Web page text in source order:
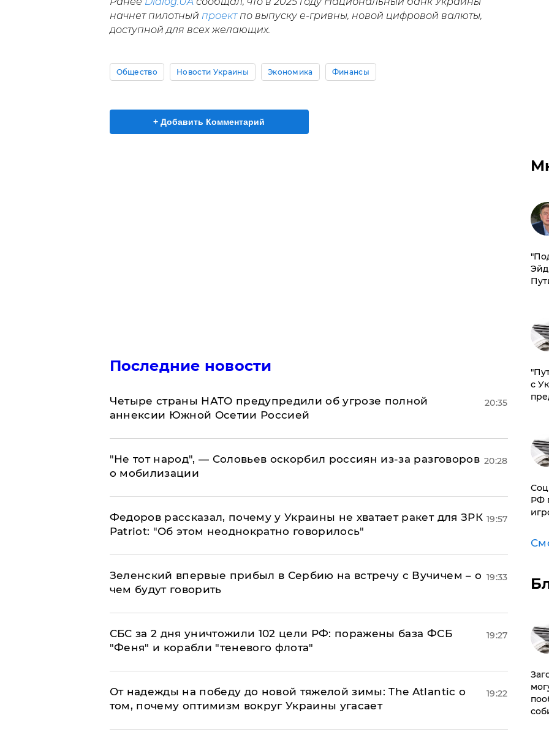
начнет пилотный проект по выпуску е-гривны, новой цифровой валюты,
доступной для всех желающих.
Общество Новости Украины Экономика Финансы
+ Добавить Комментарий
Последние новости
Четыре страны НАТО предупредили об угрозе полной
аннексии Южной Осетии Россией
20:35
​"Не тот народ", — Соловьев оскорбил россиян из-за разговоров
о мобилизации
20:28
Федоров рассказал, почему у Украины не хватает ракет для ЗРК
Patriot: "Об этом неоднократно говорилось"
19:57
Зеленский впервые прибыл в Сербию на встречу с Вучичем – о
чем будут говорить
19:33
СБС за 2 дня уничтожили 102 цели РФ: поражены база ФСБ
"Феня" и корабли "теневого флота"
19:27
От надежды на победу до новой тяжелой зимы: The Atlantic о
том, почему оптимизм вокруг Украины угасает
19:22
с
РФ